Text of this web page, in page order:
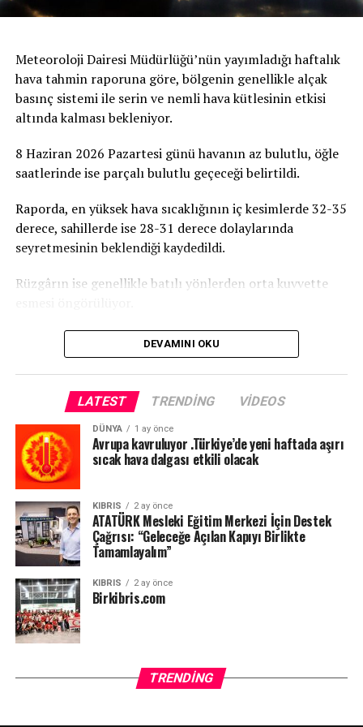
Meteoroloji Dairesi Müdürlüğü’nün yayımladığı haftalık
hava tahmin raporuna göre, bölgenin genellikle alçak
basınç sistemi ile serin ve nemli hava kütlesinin etkisi
altında kalması bekleniyor.
8 Haziran 2026 Pazartesi günü havanın az bulutlu, öğle
saatlerinde ise parçalı bulutlu geçeceği belirtildi.
Raporda, en yüksek hava sıcaklığının iç kesimlerde 32-35
derece, sahillerde ise 28-31 derece dolaylarında
seyretmesinin beklendiği kaydedildi.
Rüzgârın ise genellikle batılı yönlerden orta kuvvette
DEVAMINI OKU
LATEST TRENDING VIDEOS
DÜNYA 1 ay önce
Avrupa kavruluyor .Türkiye’de yeni haftada aşırı
sıcak hava dalgası etkili olacak
KIBRIS 2 ay önce
ATATÜRK Mesleki Eğitim Merkezi İçin Destek
Çağrısı: “Geleceğe Açılan Kapıyı Birlikte
Tamamlayalım”
KIBRIS 2 ay önce
Birkibris.com
TRENDING